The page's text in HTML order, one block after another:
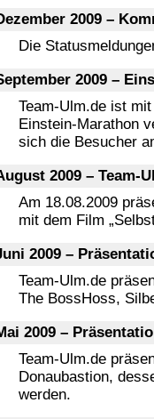
2009 –
Die
2009 –
Team-Ulm.de ist
Einstein-Marathon
sich die Besucher
2009 – Team-
Am 18.08.2009
mit dem Film
2009 –
Team-Ulm.de
The BossHoss,
2009 –
Team-Ulm.de
Donaubastion,
werden.